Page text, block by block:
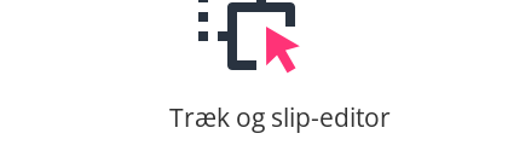
Træk og slip-editor